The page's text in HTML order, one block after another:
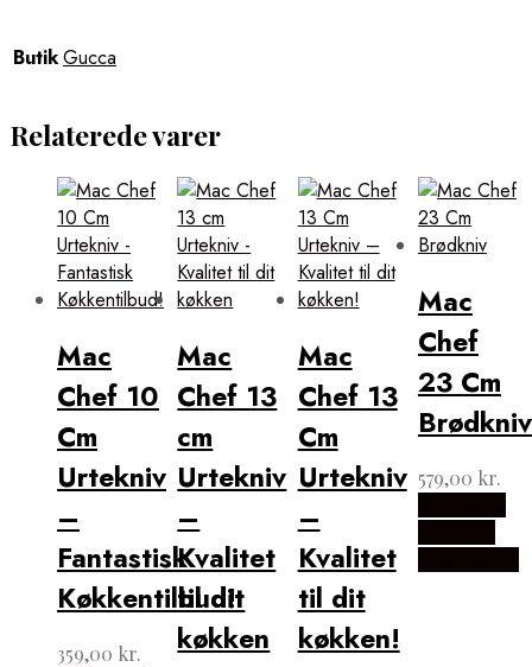
ButikGucca
Relaterede varer
Mac
Chef 10
Cm
Urtekniv
–
Fantastisk
Køkkentilbud!
359,00 kr.
Mac
Chef 13
cm
Urtekniv
–
Kvalitet
til dit
køkken
Mac
Chef 13
Cm
Urtekniv
–
Kvalitet
til dit
køkken!
Mac
Chef
23 Cm
Brødkniv
579,00 kr.